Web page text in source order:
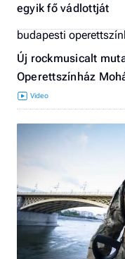
egyik fő vádlottját
budapesti
Új rockmusicalt
Operettszínház